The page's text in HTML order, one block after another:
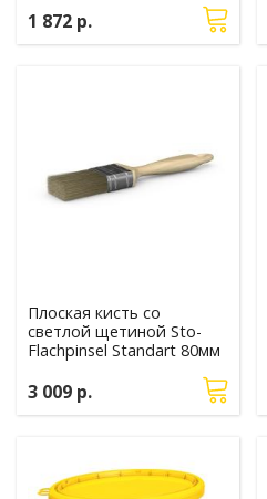
1 872 р.
Плоская кисть со
светлой щетиной Sto-
Flachpinsel Standart 80мм
3 009 р.